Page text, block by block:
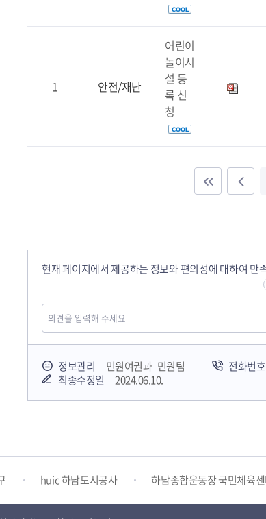
1 안전/재난
어린이
놀이시
설 등
록 신
청
현재 페이지에서 제공하는 정보와 편의성에 대하여 만
정보관리 민원여권과 민원팀 전화번호
최종수정일
2024.06.10.
하남시청소년상담복지센터
하남시 가족센터 하남시육아종합지원센터